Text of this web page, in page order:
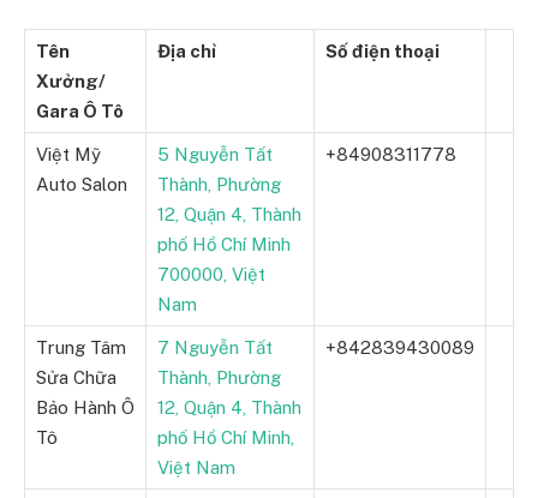
Tên
Xưởng/
Gara Ô Tô
Địa chỉ Số điện thoại
Việt Mỹ
Auto Salon
5 Nguyễn Tất
Thành, Phường
12, Quận 4, Thành
phố Hồ Chí Minh
700000, Việt
Nam
+84908311778
Trung Tâm
Sửa Chữa
Bảo Hành Ô
Tô
7 Nguyễn Tất
Thành, Phường
12, Quận 4, Thành
phố Hồ Chí Minh,
Việt Nam
+842839430089